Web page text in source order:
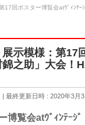
17回ポスター博覧会atｳﾞｨﾝﾃ
展示模様：第17
錦之助」大会
最終更新日時 : 2020年3月
博覧会atｳﾞｨﾝﾃｰｼ